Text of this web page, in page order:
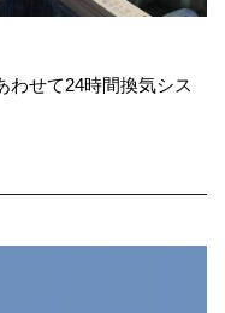
わせて24時間換気シス